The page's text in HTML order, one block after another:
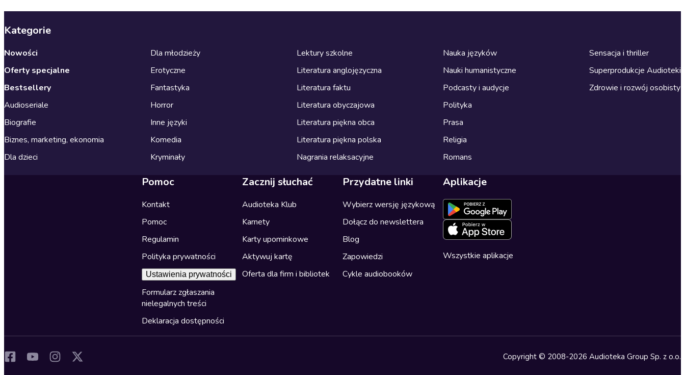
Kategorie
Nowości
Oferty specjalne
Bestsellery
Audioseriale
Biografie
Biznes, marketing, ekonomia
Dla dzieci
Dla młodzieży
Erotyczne
Fantastyka
Horror
Inne języki
Komedia
Kryminały
Lektury szkolne
Literatura anglojęzyczna
Literatura faktu
Literatura obyczajowa
Literatura piękna obca
Literatura piękna polska
Nagrania relaksacyjne
Nauka języków
Nauki humanistyczne
Podcasty i audycje
Polityka
Prasa
Religia
Romans
Sensacja i thriller
Superprodukcje Audioteki
Zdrowie i rozwój osobisty
Pomoc
Kontakt
Pomoc
Regulamin
Polityka prywatności
Ustawienia prywatności
Formularz zgłaszania
nielegalnych treści
Deklaracja dostępności
Zacznij słuchać
Audioteka Klub
Karnety
Karty upominkowe
Aktywuj kartę
Oferta dla firm i bibliotek
Przydatne linki
Wybierz wersję językową
Dołącz do newslettera
Blog
Zapowiedzi
Cykle audiobooków
Aplikacje
Wszystkie aplikacje
Copyright © 2008-2026 Audioteka Group Sp. z o.o.